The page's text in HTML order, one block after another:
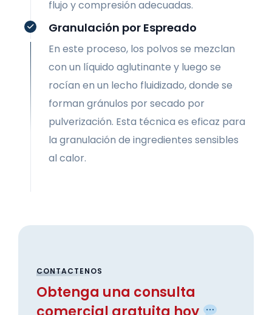
flujo y compresión adecuadas.
Granulación por Espreado
En este proceso, los polvos se mezclan
con un líquido aglutinante y luego se
rocían en un lecho fluidizado, donde se
forman gránulos por secado por
pulverización. Esta técnica es eficaz para
la granulación de ingredientes sensibles
al calor.
CONTACTENOS
Obtenga una consulta